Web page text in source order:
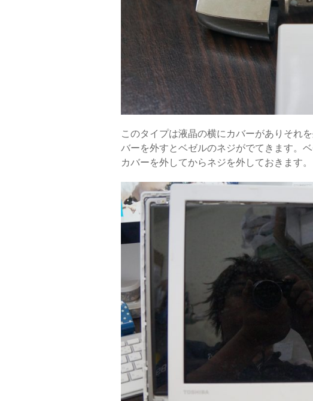
このタイプは液晶の横にカバーがありそれ
バーを外すとベゼルのネジがでてきます。
カバーを外してからネジを外しておきます。